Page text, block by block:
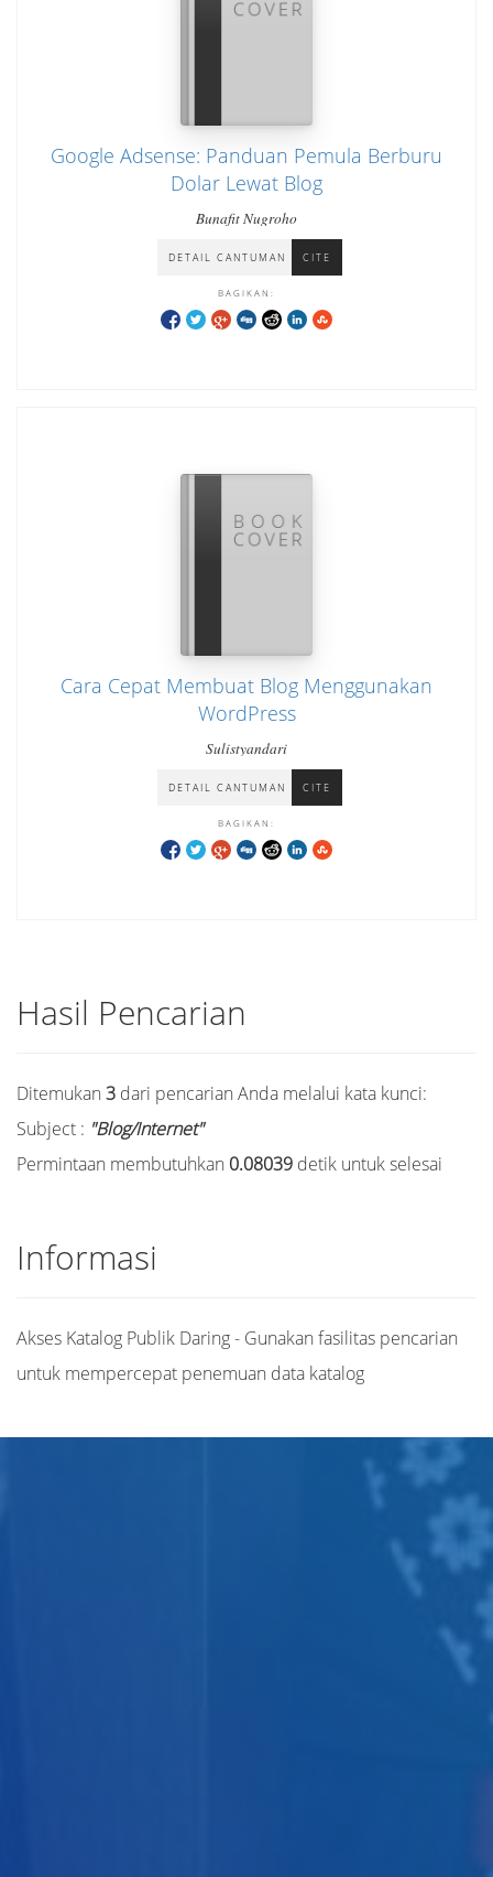
Google Adsense: Panduan Pemula Berburu
Dolar Lewat Blog
Bunafit Nugroho
DETAIL CANTUMAN CITE
BAGIKAN:
Cara Cepat Membuat Blog Menggunakan
WordPress
Sulistyandari
DETAIL CANTUMAN CITE
BAGIKAN:
Hasil Pencarian
Ditemukan 3 dari pencarian Anda melalui kata kunci:
Subject : "Blog/Internet"
Permintaan membutuhkan 0.08039 detik untuk selesai
Informasi
Akses Katalog Publik Daring - Gunakan fasilitas pencarian
untuk mempercepat penemuan data katalog